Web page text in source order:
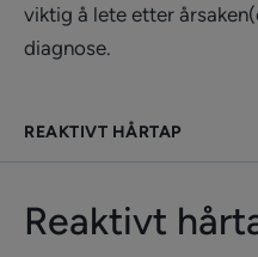
viktig å lete etter
diagnose.
REAKTIVT HÅRTAP
Reaktivt